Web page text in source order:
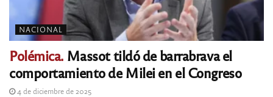
NACIONAL
Polémica. Massot tildó de barrabrava el
comportamiento de Milei en el Congreso
4 de diciembre de 2025